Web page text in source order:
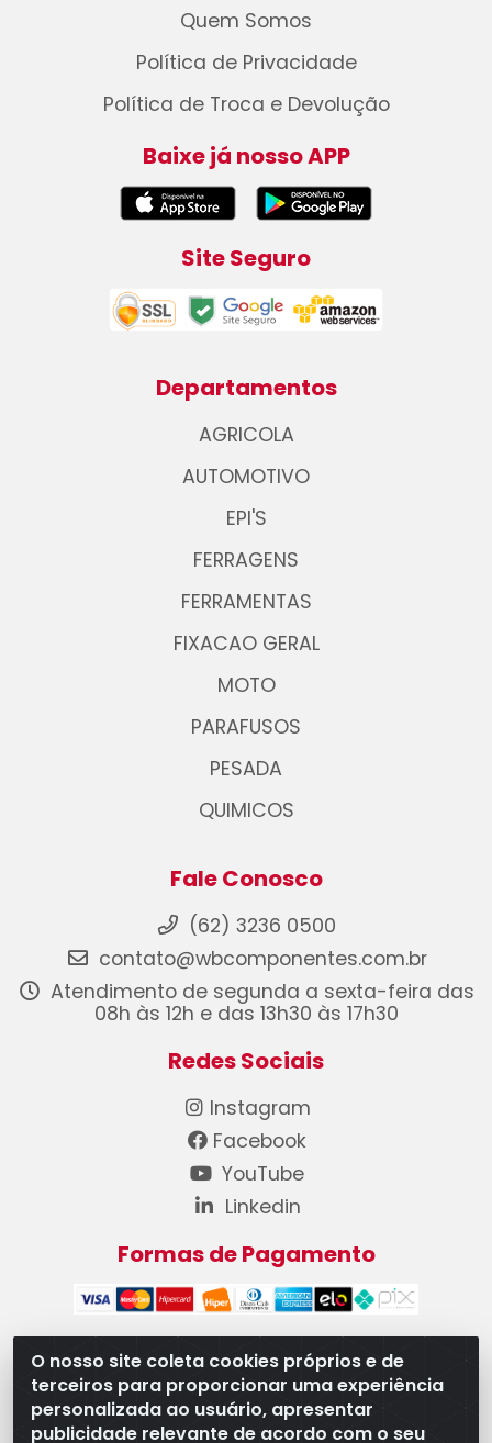
O nosso site coleta cookies próprios e de
terceiros para proporcionar uma experiência
personalizada ao usuário, apresentar
publicidade relevante de acordo com o seu
Quem Somos
Política de Privacidade
Política de Troca e Devolução
Baixe já nosso APP
Site Seguro
Departamentos
AGRICOLA
AUTOMOTIVO
EPI'S
FERRAGENS
FERRAMENTAS
FIXACAO GERAL
MOTO
PARAFUSOS
PESADA
QUIMICOS
Fale Conosco
(62) 3236 0500
contato@wbcomponentes.com.br
Atendimento de segunda a sexta-feira das
08h às 12h e das 13h30 às 17h30
Redes Sociais
Instagram
Facebook
YouTube
Linkedin
Formas de Pagamento
WB Componentes Automotivos LTDA - CNPJ
08.528.393/0001-12 - Rua do Níquel, 667 - Parque
Oeste Industrial, Goiânia/GO - CEP 74375-660